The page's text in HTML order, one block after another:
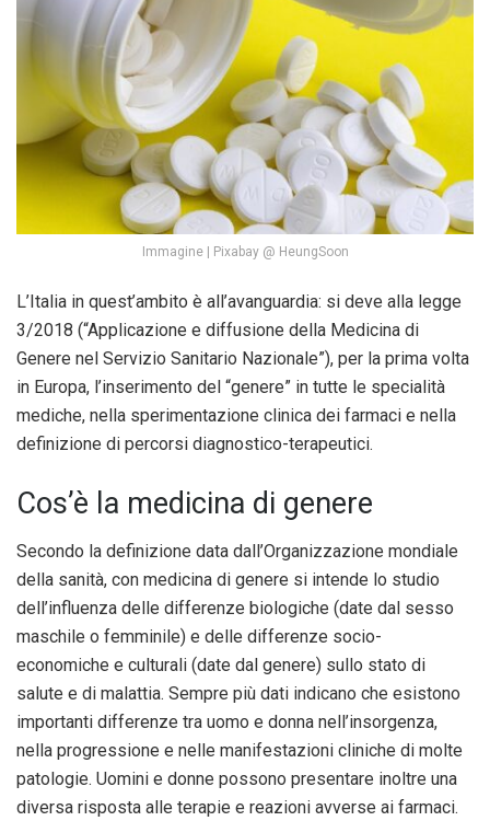
Immagine | Pixabay @ HeungSoon
L’Italia in quest’ambito è all’avanguardia: si deve alla legge
3/2018 (“Applicazione e diffusione della Medicina di
Genere nel Servizio Sanitario Nazionale”), per la prima volta
in Europa, l’inserimento del “genere” in tutte le specialità
mediche, nella sperimentazione clinica dei farmaci e nella
definizione di percorsi diagnostico-terapeutici.
Cos’è la medicina di genere
Secondo la definizione data dall’Organizzazione mondiale
della sanità, con medicina di genere si intende lo studio
dell’influenza delle differenze biologiche (date dal sesso
maschile o femminile) e delle differenze socio-
economiche e culturali (date dal genere) sullo stato di
salute e di malattia. Sempre più dati indicano che esistono
importanti differenze tra uomo e donna nell’insorgenza,
nella progressione e nelle manifestazioni cliniche di molte
patologie. Uomini e donne possono presentare inoltre una
diversa risposta alle terapie e reazioni avverse ai farmaci.